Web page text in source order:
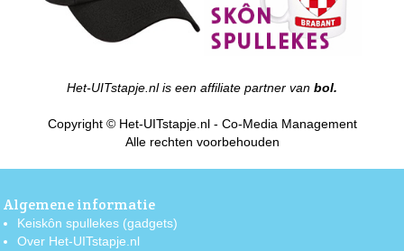
Het-UITstapje.nl is een affiliate partner van bol.
Copyright © Het-UITstapje.nl - Co-Media Management
Alle rechten voorbehouden
Algemene informatie
Keiskôn spullekes (gadgets)
Over Het-UITstapje.nl